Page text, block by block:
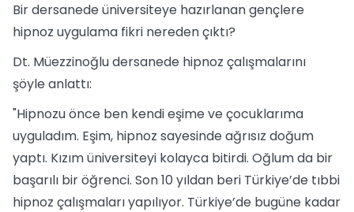
Bir dersanede üniversiteye hazırlanan gençlere
hipnoz uygulama fikri nereden çıktı?
Dt. Müezzinoğlu dersanede hipnoz çalışmalarını
şöyle anlattı:
"Hipnozu önce ben kendi eşime ve çocuklarıma
uyguladım. Eşim, hipnoz sayesinde ağrısız doğum
yaptı. Kızım üniversiteyi kolayca bitirdi. Oğlum da bir
başarılı bir öğrenci. Son 10 yıldan beri Türkiye’de tıbbi
hipnoz çalışmaları yapılıyor. Türkiye’de bugüne kadar